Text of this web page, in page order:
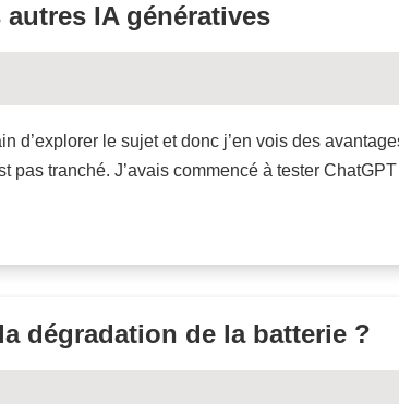
IA génératives
d’explorer le sujet et donc j’en vois des
pas tranché. J’avais commencé à tester
dégradation de la batterie ?